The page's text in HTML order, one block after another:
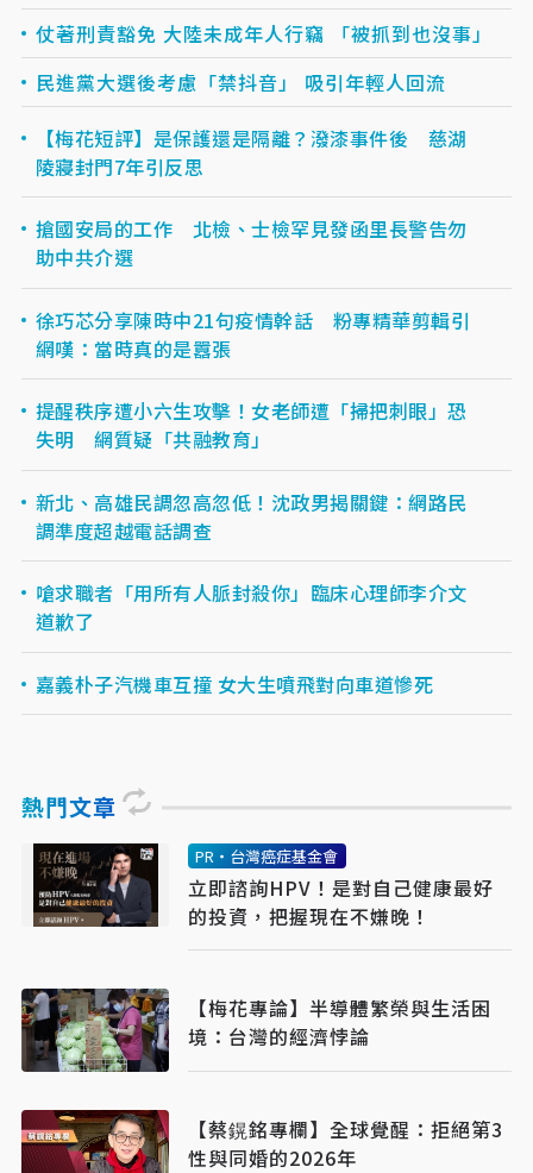
仗著刑責豁免 大陸未成年人行竊 「被抓到也沒事」
民進黨大選後考慮「禁抖音」 吸引年輕人回流
【梅花短評】是保護還是隔離？潑漆事件後 慈湖
陵寢封門7年引反思
搶國安局的工作 北檢、士檢罕見發函里長警告勿
助中共介選
​徐巧芯分享陳時中21句疫情幹話 粉專精華剪輯引
網嘆：當時真的是囂張
提醒秩序遭小六生攻擊！女老師遭「掃把刺眼」恐
失明 網質疑「共融教育」
新北、高雄民調忽高忽低！沈政男揭關鍵：網路民
調準度超越電話調查
嗆求職者「用所有人脈封殺你」臨床心理師李介文
道歉了
嘉義朴子汽機車互撞 女大生噴飛對向車道慘死
熱門文章
PR・台灣癌症基金會
立即諮詢HPV！是對自己健康最好
的投資，把握現在不嫌晚！
【梅花專論】半導體繁榮與生活困
境：台灣的經濟悖論
【蔡鎤銘專欄】全球覺醒：拒絕第3
性與同婚的2026年